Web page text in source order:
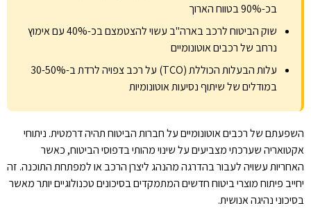
בכ-90% בטווח הארוך
שוק הביטוח לרכב בארה"ב עשוי להצטמצם בכ-40% עם אימוץ
נרחב של רכבים אוטונומיים
עלות הבעלות הכוללת (TCO) על רכב צפויה לרדת ב-30-50%
במודלים של שיתוף נסיעות אוטונומיות
השפעתם של רכבים אוטונומיים על חברות הביטוח תהיה דרמטית. ניתוחי
אקטואריה שערכתי מצביעים על שינוי מהותי בדפוסי הביטוח, כאשר
האחריות עשויה לעבור בהדרגה מהנהג ליצרן הרכב או למפתחת התוכנה. זה
יחייב פיתוח מוצרי ביטוח חדשים המתמקדים בסיכונים טכנולוגיים יותר מאשר
בסיכוני נהיגה אנושית.